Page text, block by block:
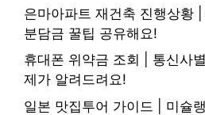
은마아파트 재건축 진행상황
분담금 꿀팁 공유해요!
휴대폰 위약금 조회 | 통신사
제가 알려드려요!
일본 맛집투어 가이드 | 미슐